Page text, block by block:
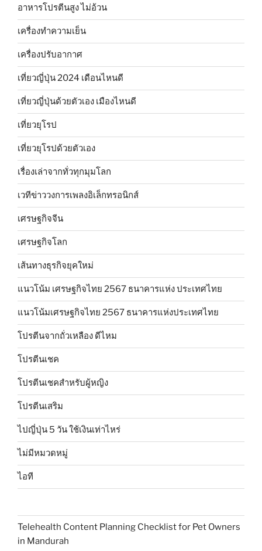
อาหารโปรตีนสูง ไม่อ้วน
เครื่องทำความเย็น
เครื่องปรับอากาศ
เที่ยวญี่ปุ่น 2024 เดือนไหนดี
เที่ยวญี่ปุ่นด้วยตัวเอง เมืองไหนดี
เที่ยวยุโรป
เที่ยวยุโรปด้วยตัวเอง
เรื่องเล่าจากทั่วทุกมุมโลก
เวทีข่าววงการเพลงอิเล็กทรอนิกส์
เศรษฐกิจจีน
เศรษฐกิจโลก
เส้นทางธุรกิจยุคใหม่
แนวโน้ม เศรษฐกิจไทย 2567 ธนาคารแห่ง ประเทศไทย
แนวโน้มเศรษฐกิจไทย 2567 ธนาคารแห่งประเทศไทย
โปรตีนจากถั่วเหลือง ดีไหม
โปรตีนเชค
โปรตีนเชคสำหรับผู้หญิง
โปรตีนเสริม
ไปญี่ปุ่น 5 วัน ใช้เงินเท่าไหร่
ไม่มีหมวดหมู่
ไอที
Telehealth Content Planning Checklist for Pet Owners
in Mandurah